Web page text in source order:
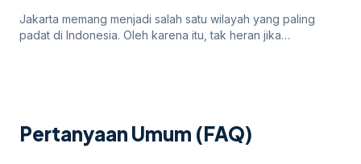
Jakarta memang menjadi salah satu wilayah yang paling
padat di Indonesia. Oleh karena itu, tak heran jika
cukup? Atau […]
Pertanyaan Umum (FAQ)